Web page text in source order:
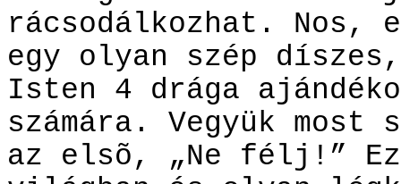
rácsodálkozhat. Nos,
egy olyan szép díszes,
Isten 4 drága
számára. Vegyük
az elsõ, „Ne félj!”